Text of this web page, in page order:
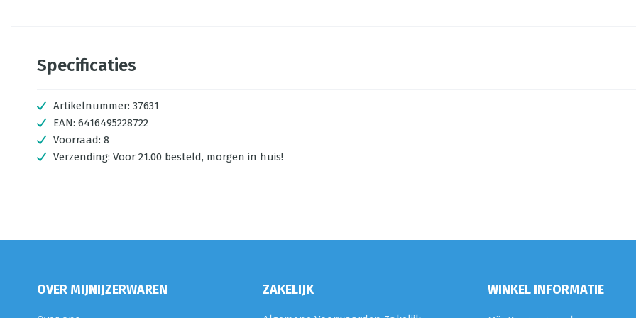
Specificaties
Artikelnummer: 37631
EAN: 6416495228722
Voorraad: 8
Verzending: Voor 21.00 besteld, morgen in huis!
OVER MIJNIJZERWAREN ZAKELIJK WINKEL INFORMATIE